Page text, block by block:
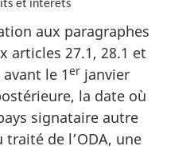
aux paragraphes
articles 27.1, 28.1 et
le 1er janvier
la date où
signataire autre
traité de l’ODA, une